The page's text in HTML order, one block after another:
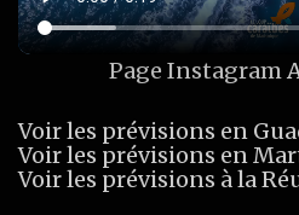
Page Instagram
Voir les prévisions en
Voir les prévisions en
Voir les prévisions à la